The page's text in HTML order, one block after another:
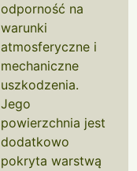
odporność na
warunki
atmosferyczne i
mechaniczne
uszkodzenia.
Jego
powierzchnia jest
dodatkowo
pokryta warstwą